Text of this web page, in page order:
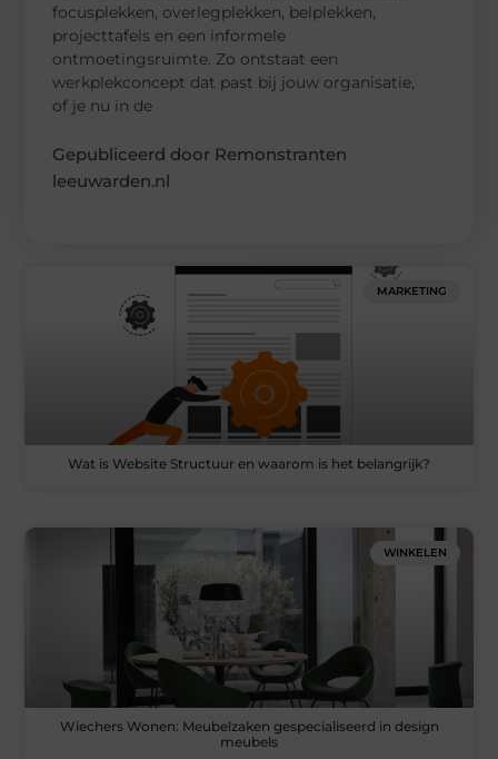
focusplekken, overlegplekken, belplekken,
projecttafels en een informele
ontmoetingsruimte. Zo ontstaat een
werkplekconcept dat past bij jouw organisatie,
of je nu in de
Gepubliceerd door Remonstranten
leeuwarden.nl
MARKETING
Wat is Website Structuur en waarom is het belangrijk?
WINKELEN
Wiechers Wonen: Meubelzaken gespecialiseerd in design
meubels